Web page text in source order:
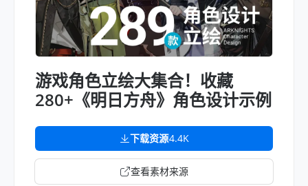
游戏角色立绘大集合！收藏
280+《明日方舟》角色设计示例
下载资源4.4K
查看素材来源